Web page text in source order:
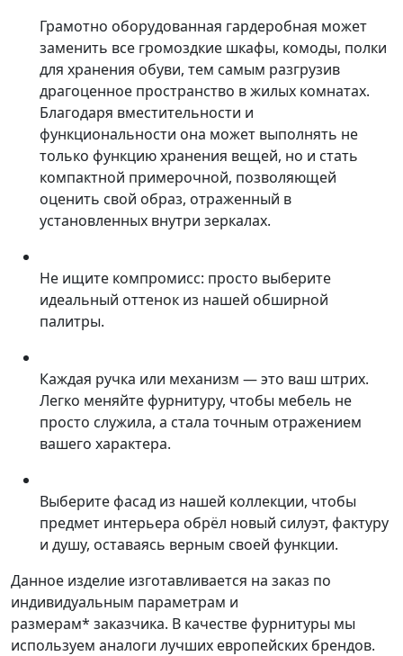
Грамотно оборудованная гардеробная может
заменить все громоздкие шкафы, комоды, полки
для хранения обуви, тем самым разгрузив
драгоценное пространство в жилых комнатах.
Благодаря вместительности и
функциональности она может выполнять не
только функцию хранения вещей, но и стать
компактной примерочной, позволяющей
оценить свой образ, отраженный в
установленных внутри зеркалах.
Не ищите компромисс: просто выберите
идеальный оттенок из нашей обширной
палитры.
Каждая ручка или механизм — это ваш штрих.
Легко меняйте фурнитуру, чтобы мебель не
просто служила, а стала точным отражением
вашего характера.
Выберите фасад из нашей коллекции, чтобы
предмет интерьера обрёл новый силуэт, фактуру
и душу, оставаясь верным своей функции.
Данное изделие изготавливается на заказ по
индивидуальным параметрам и
размерам* заказчика. В качестве фурнитуры мы
используем аналоги лучших европейских брендов.